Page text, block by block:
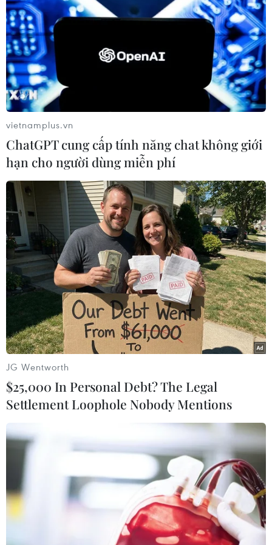
#Chính quyền Tổng thống Mỹ
#Donald Trump
#Tòa án Tối cao
#cắt giảm nhân sự liên bang
#cải tổ liên bang
Theo dõi VietnamPlus
TIN LIÊN QUAN
Tổng thống Mỹ cải tổ sâu rộng Cơ quan
Quản lý khẩn cấp liên bang
vietnamplus.vn
ChatGPT cung cấp tính năng chat không giới
hạn cho người dùng miễn phí
JG Wentworth
$25,000 In Personal Debt? The Legal
Settlement Loophole Nobody Mentions